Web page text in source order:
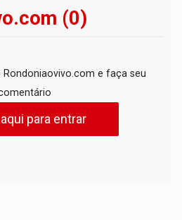
(0)
e faça seu
para entrar